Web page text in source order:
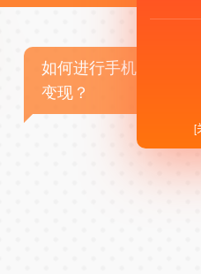
如何进行手机APP商业
变现？
[